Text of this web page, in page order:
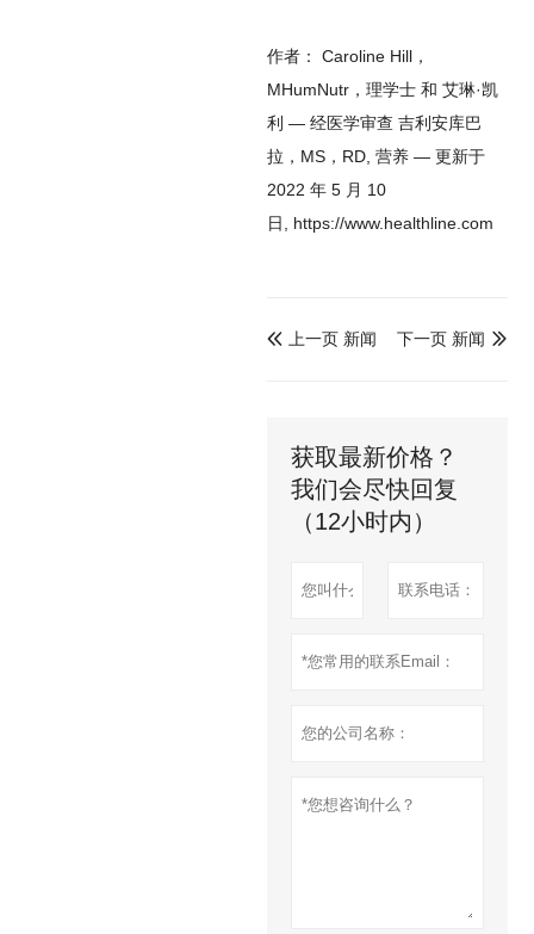
作者： Caroline Hill，
MHumNutr，理学士 和 艾琳·凯
利 — 经医学审查 吉利安库巴
拉，MS，RD 营养 — 更新于
2022 年 5 月 10
日
, https://www.healthline.com
 上一页 新闻 
下一页 新闻
获取最新价格？
我们会尽快回复
（12小时内）